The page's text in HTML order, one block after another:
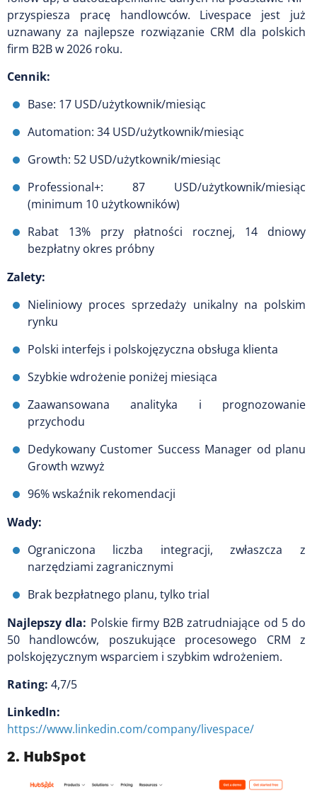
przyspiesza pracę handlowców. Livespace jest już
uznawany za najlepsze rozwiązanie CRM dla polskich
firm B2B w 2026 roku.
Cennik:
Base: 17 USD/użytkownik/miesiąc
Automation: 34 USD/użytkownik/miesiąc
Growth: 52 USD/użytkownik/miesiąc
Professional+: 87 USD/użytkownik/miesiąc
(minimum 10 użytkowników)
Rabat 13% przy płatności rocznej, 14 dniowy
bezpłatny okres próbny
Zalety:
Nieliniowy proces sprzedaży unikalny na polskim
rynku
Polski interfejs i polskojęzyczna obsługa klienta
Szybkie wdrożenie poniżej miesiąca
Zaawansowana analityka i prognozowanie
przychodu
Dedykowany Customer Success Manager od planu
Growth wzwyż
96% wskaźnik rekomendacji
Wady:
Ograniczona liczba integracji, zwłaszcza z
narzędziami zagranicznymi
Brak bezpłatnego planu, tylko trial
Najlepszy dla: Polskie firmy B2B zatrudniające od 5 do
50 handlowców, poszukujące procesowego CRM z
polskojęzycznym wsparciem i szybkim wdrożeniem.
Rating: 4,7/5
LinkedIn:
https://www.linkedin.com/company/livespace/
2. HubSpot